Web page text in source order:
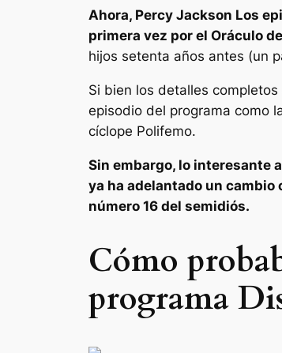
Ahora, Percy Jackson Los
primera vez por el Oráculo
hijos setenta años antes (un
Si bien los detalles
episodio del programa como
cíclope Polifemo.
Sin embargo, lo interesante
ya ha adelantado un cambio
número 16 del semidiós.
Cómo
programa